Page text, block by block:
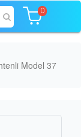
0
Model 37